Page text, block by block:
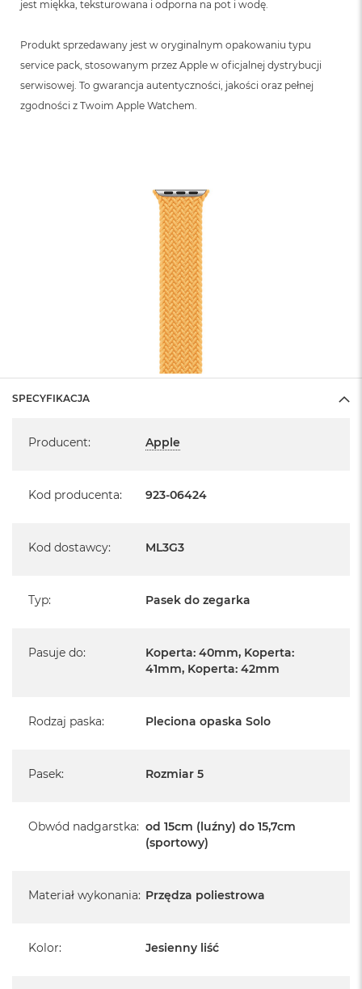
jest miękka, teksturowana i odporna na pot i wodę.
Produkt sprzedawany jest w oryginalnym opakowaniu typu
service pack, stosowanym przez Apple w oficjalnej dystrybucji
serwisowej. To gwarancja autentyczności, jakości oraz pełnej
zgodności z Twoim Apple Watchem.
SPECYFIKACJA
Producent: Apple
Kod producenta: 923-06424
Kod dostawcy: ML3G3
Typ: Pasek do zegarka
Pasuje do:
Koperta: 40mm, Koperta:
41mm, Koperta: 42mm
Rodzaj paska: Pleciona opaska Solo
Pasek: Rozmiar 5
Obwód nadgarstka: od 15cm (luźny) do 15,7cm
(sportowy)
Materiał wykonania: Przędza poliestrowa
Kolor: Jesienny liść